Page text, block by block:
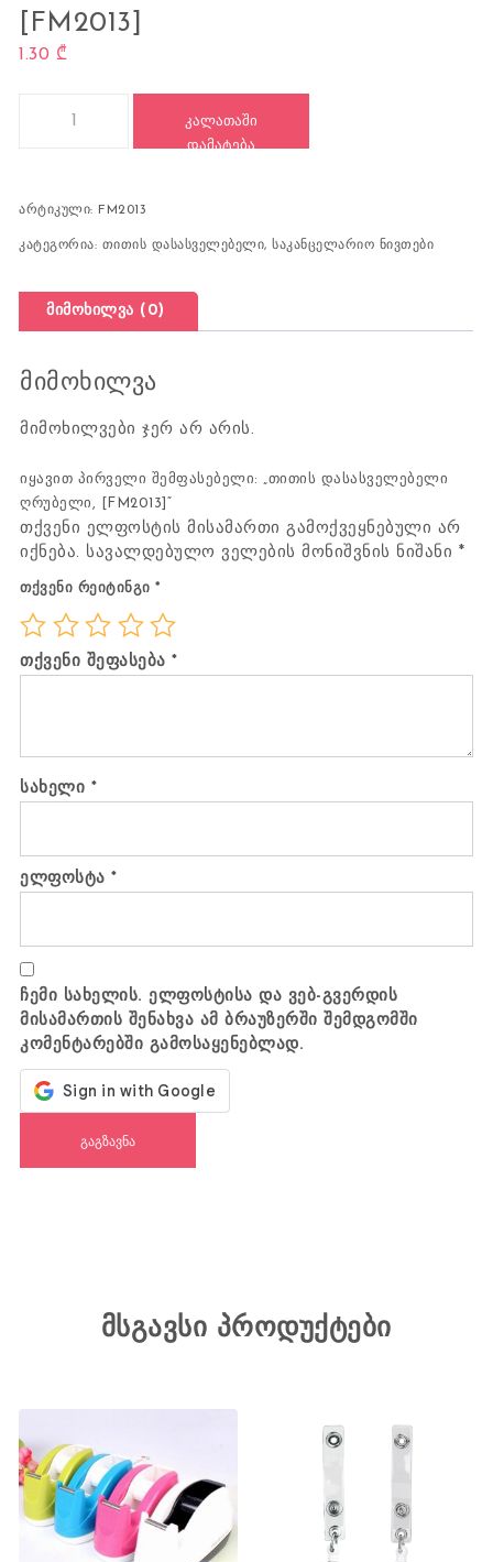
[FM2013]
1.30 ₾
ᲙᲐᲚᲐᲗᲐᲨᲘ
ᲓᲐᲛᲐᲢᲔᲑᲐ
არტიკული: FM2013
კატეგორია: თითის დასასველებელი,საკანცელარიო ნივთები
მიმოხილვა (0)
მიმოხილვა
მიმოხილვები ჯერ არ არის.
იყავით პირველი შემფასებელი: „თითის დასასველებელი
ღრუბელი, [FM2013]“
თქვენი ელფოსტის მისამართი გამოქვეყნებული არ
იქნება. სავალდებულო ველების მონიშვნის ნიშანი *
თქვენი რეიტინგი*
თქვენი შეფასება*
სახელი *
ელფოსტა*
ჩემი სახელის. ელფოსტისა და ვებ-გვერდის
მისამართის შენახვა ამ ბრაუზერში შემდგომში
კომენტარებში გამოსაყენებლად.
მსგავსი პროდუქტები